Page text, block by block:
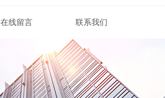
在线留言 联系我们